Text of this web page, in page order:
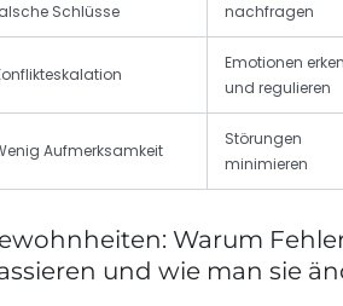
Schlüsse
nachfragen
Emotionen
und regulieren
Aufmerksamkeit
Störungen
minimieren
Warum
und wie man sie